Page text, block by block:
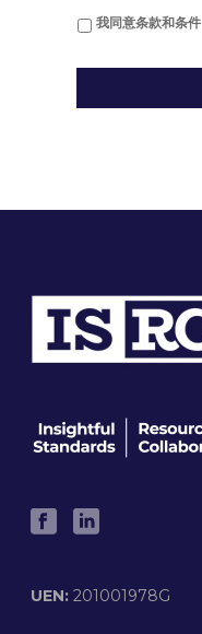
我同意条款和条件
UEN:201001978G